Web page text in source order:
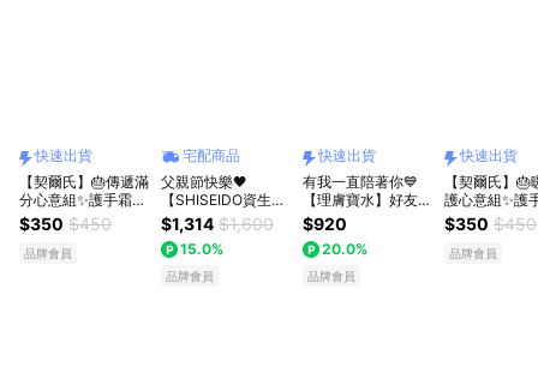
快速出貨
【契爾氏】🎂傳遞滿
分心意組✨護手霜
+護唇膏+生日禮盒
🎁｜LINE禮物獨家
[快速出貨]
$350 $450
品牌會員
宅配商品
父親節快樂🖤
【SHISEIDO資生堂
國際櫃】男人極致能
量賦活露限定禮盒❤
男士專屬獻禮 七夕
情人節禮物 父親節
禮物 送男生
$1,314 $1,600
15.0%
品牌會員
快速出貨
有我一直陪著你💙
【理膚寶水】好友旅
行修護禮｜B5+全面
修復霜 好友旅行組
(大)｜生日禮物｜感
謝禮物｜應援禮物｜
快速出貨
$920
20.0%
品牌會員
快速出貨
【契爾氏】🎂
護心意組✨護
+護唇膏🎁｜
物獨家[快速
$350 $450
品牌會員